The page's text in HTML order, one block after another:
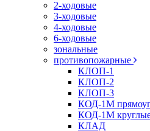
2-ходовые
3-ходовые
4-ходовые
6-ходовые
зональные
противопожарные
КЛОП-1
КЛОП-2
КЛОП-3
КОД-1М
КОД-1М
КЛАД